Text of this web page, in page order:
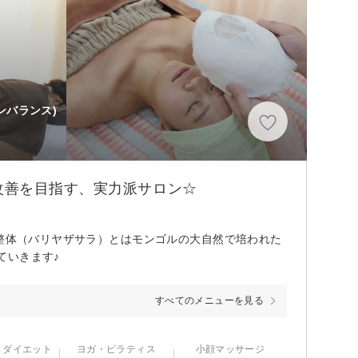
バランス)
を目指す、実力派サロン☆
（バリヤザサラ）とはモンゴルの大自然で培われた
いきます♪
すべてのメニューを見る
イエット ヨガ・ピラティス 小顔マッサージ